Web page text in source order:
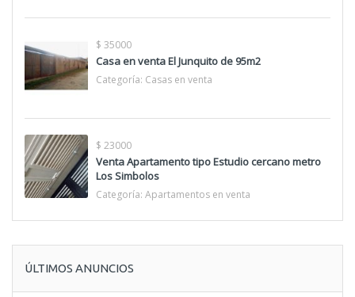
$ 35000
Casa en venta El Junquito de 95m2
Categoría: Casas en venta
$ 23000
Venta Apartamento tipo Estudio cercano metro
Los Simbolos
Categoría: Apartamentos en venta
ÚLTIMOS ANUNCIOS